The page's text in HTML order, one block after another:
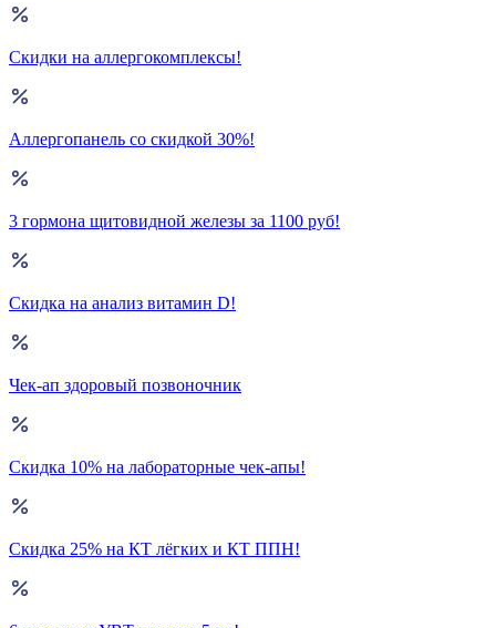
Скидки на аллергокомплексы!
Аллергопанель со скидкой 30%!
3 гормона щитовидной железы за 1100 руб!
Скидка на анализ витамин D!
Чек-ап здоровый позвоночник
Скидка 10% на лабораторные чек-апы!
Скидка 25% на КТ лёгких и КТ ППН!